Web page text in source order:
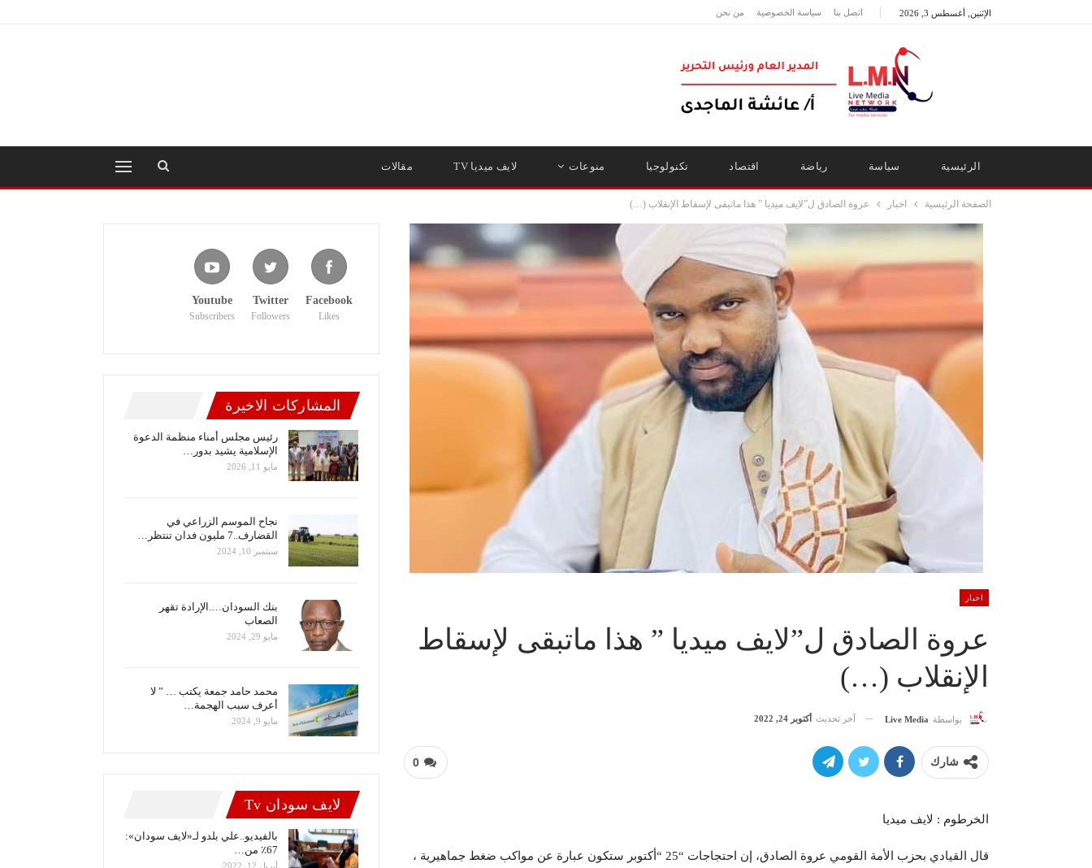
الإثنين, أغسطس 3, 2026 اتصل بنا سياسة الخصوصية من نحن
الرئيسية سياسة رياضة اقتصاد تكنولوجيا منوعات لايف ميديا TV مقالات
الصفحة الرئيسية اخبار عروة الصادق ل”لايف ميديا ” هذا ماتبقى لإسقاط الإنقلاب (…)
اخبار
عروة الصادق ل”لايف ميديا ” هذا ماتبقى لإسقاط
الإنقلاب (…)
بواسطة Live Media آخر تحديث أكتوبر 24, 2022
0 شارك
الخرطوم : لايف ميديا
قال القيادي بحزب الأمة القومي عروة الصادق، إن احتجاجات “25 “أكتوبر ستكون عبارة عن مواكب ضغط جماهيرية ،
Facebook
Likes
Twitter
Followers
Youtube
Subscribers
المشاركات الاخيرة
رئيس مجلس أمناء منظمة الدعوة
الإسلامية يشيد بدور…
مايو 11, 2026
نجاح الموسم الزراعي في
القضارف..7 مليون فدان تنتظر…
سبتمبر 10, 2024
بنك السودان….الإرادة تقهر
الصعاب
مايو 29, 2024
محمد حامد جمعة يكتب … ” لا
أعرف سبب الهجمة…
مايو 9, 2024
لايف سودان Tv
بالفيديو..علي بلدو لـ«لايف سودان»:
67٪ من…
أبريل 12, 2022